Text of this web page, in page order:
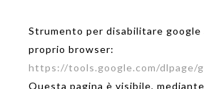
Strumento per disabilitare google
proprio browser:
https://tools.google.com/dlpage/
Questa pagina è visibile,